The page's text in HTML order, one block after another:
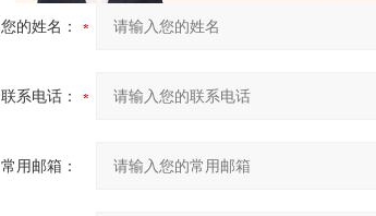
您的姓名：
联系电话：
常用邮箱：